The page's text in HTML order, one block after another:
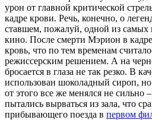
урон от главной критической
кадре крови. Речь, конечно, о
ставшем, пожалуй, одной из самых
кино. После смерти Мэрион в
кровь, что по тем временам
режиссерским решением. А на
бросается в глаза не так резко. В
использован шоколадный сироп,
от этого все же менялся не сильно
пытались вырваться из зала, что
прибывающего поезда в первом